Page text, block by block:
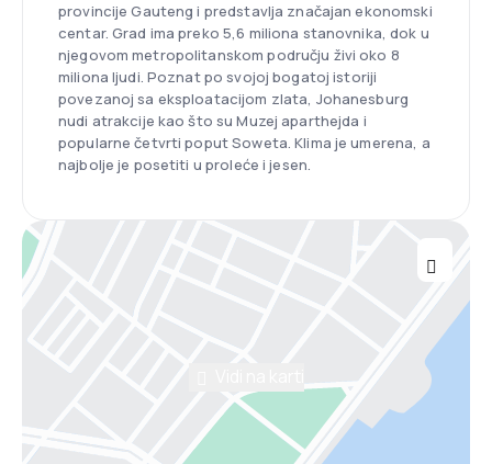
provincije Gauteng i predstavlja značajan ekonomski
centar. Grad ima preko 5,6 miliona stanovnika, dok u
njegovom metropolitanskom području živi oko 8
miliona ljudi. Poznat po svojoj bogatoj istoriji
povezanoj sa eksploatacijom zlata, Johanesburg
nudi atrakcije kao što su Muzej aparthejda i
popularne četvrti poput Soweta. Klima je umerena, a
najbolje je posetiti u proleće i jesen.